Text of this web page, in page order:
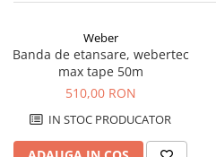
Accesorii Gips Carton
Benzi Gips Carton
Racorduri
Coltare pentru profile UA
Weber
Banda de etansare, webertec
max tape 50m
510,00 RON
IN STOC PRODUCATOR